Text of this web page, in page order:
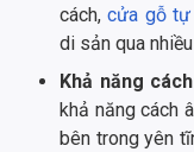
cách,cửa gỗ tự
di sản qua
Khả năng
khả năng cách
bên trong yên